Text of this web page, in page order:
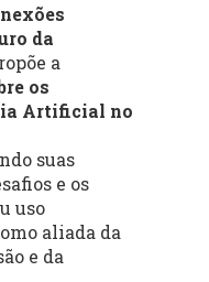
da
a
os
Artificial no
suas
e os
uso
aliada da
e da